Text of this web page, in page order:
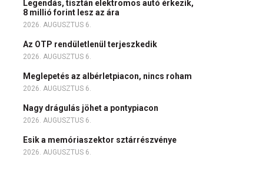
Legendás, tisztán elektromos autó érkezik,
8 millió forint lesz az ára
2026. AUGUSZTUS 6.
Az OTP rendületlenül terjeszkedik
2026. AUGUSZTUS 6.
Meglepetés az albérletpiacon, nincs roham
2026. AUGUSZTUS 6.
Nagy drágulás jöhet a pontypiacon
2026. AUGUSZTUS 6.
Esik a memóriaszektor sztárrészvénye
2026. AUGUSZTUS 6.